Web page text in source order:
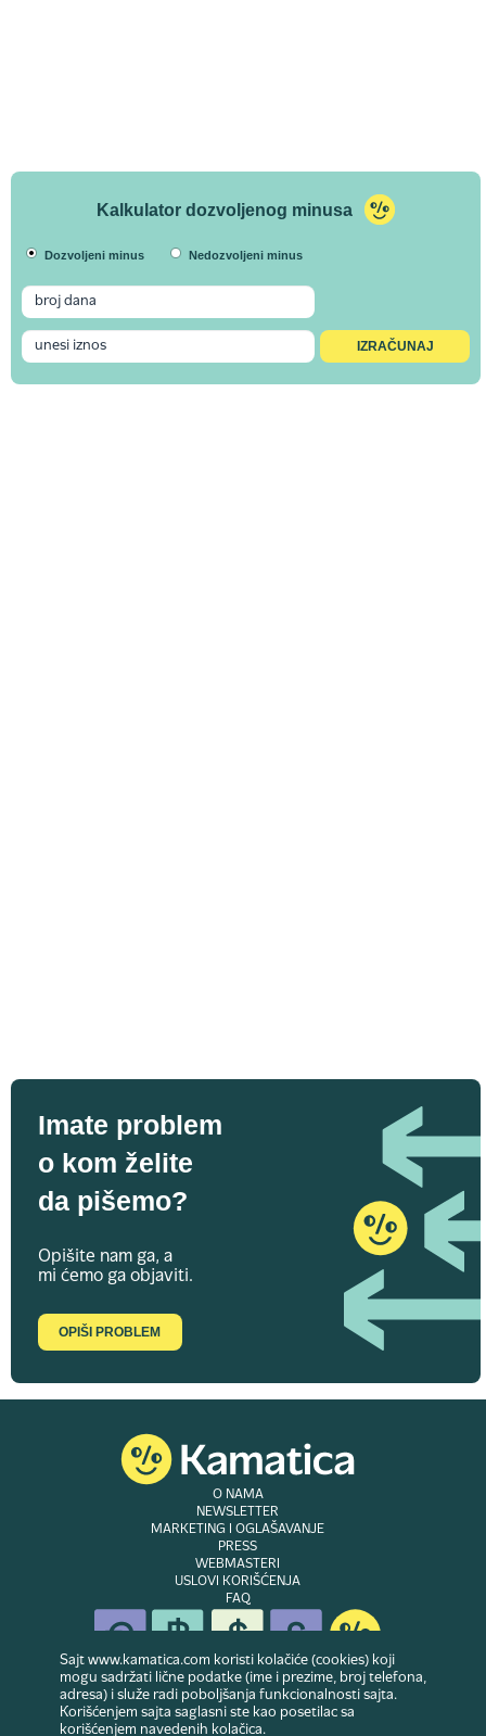
Kalkulator dozvoljenog minusa
Dozvoljeni minus Nedozvoljeni minus
Imate problem
o kom želite
da pišemo?
Opišite nam ga, a
mi ćemo ga objaviti.
OPIŠI PROBLEM
O NAMA
NEWSLETTER
MARKETING I OGLAŠAVANJE
PRESS
WEBMASTERI
USLOVI KORIŠĆENJA
FAQ
© Copyright 2007-2026. Website developed & owned byDubes doo
zadržana
Sajt www.kamatica.com koristi kolačiće (cookies) koji
mogu sadržati lične podatke (ime i prezime, broj telefona,
adresa) i služe radi poboljšanja funkcionalnosti sajta.
Korišćenjem sajta saglasni ste kao posetilac sa
korišćenjem navedenih kolačica.